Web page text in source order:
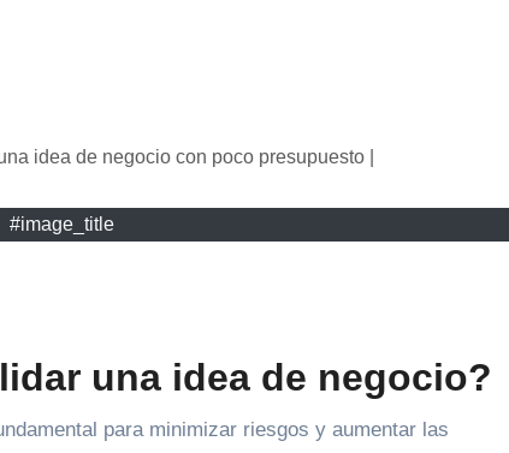
#image_title
una idea de negocio?